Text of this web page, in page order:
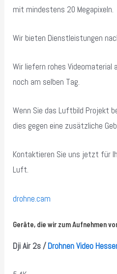
mit mindestens 20 Megapixeln.
Wir bieten Dienstleistungen
Wir liefern rohes Videomaterial
noch am selben Tag.
Wenn Sie das Luftbild Projekt
dies gegen eine zusätzliche
Kontaktieren Sie uns jetzt für
Luft.
drohne.cam
Geräte, die wir zum Aufnehmen
Dji Air 2s /Drohnen Video